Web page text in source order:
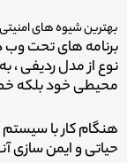
بهترین شیوه های
برنامه های تحت وب
نوع از مدل ردیفی ،
محیطی خود بلکه
هنگام کار با سیستم
حیاتی و ایمن سازی